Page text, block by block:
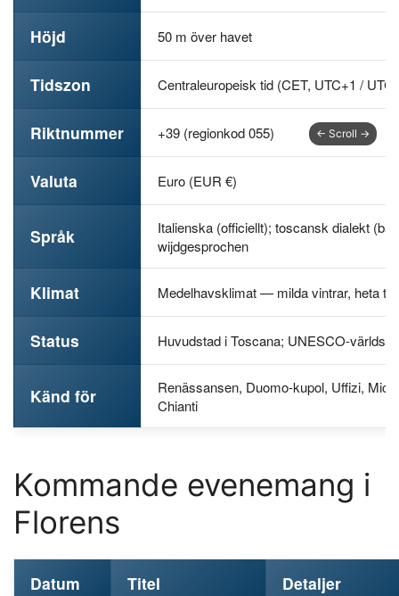
Höjd 50 m över havet
Tidszon Centraleuropeisk tid (CET, UTC+1 /
Riktnummer +39 (regionkod 055)
Valuta Euro (EUR €)
Språk
Italienska (officiellt); toscansk dialekt
wijdgesprochen
Klimat Medelhavsklimat — milda vintrar, heta
Status Huvudstad i Toscana; UNESCO-
Känd för
Renässansen, Duomo-kupol, Uffizi,
Chianti
Kommande evenemang i
Florens
Datum Titel Detaljer